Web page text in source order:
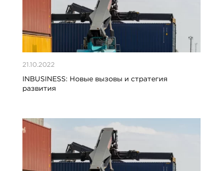
21.10.2022
INBUSINESS: Новые вызовы и стратегия
развития